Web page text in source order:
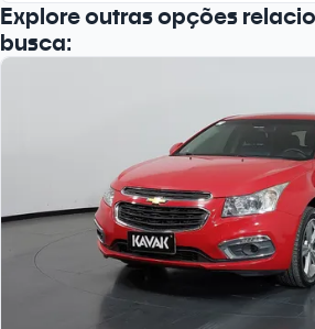
Explore outras opções
busca: